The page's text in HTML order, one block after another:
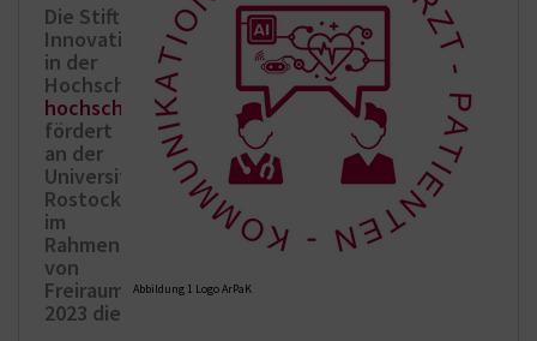
Abbildung 1 Logo ArPaK
Die Stiftung
Innovation
in der
Hochschullehre (
https://stiftung-
hochschullehre.de/
fördert
an der
Universitätsmedizin
Rostock
im
Rahmen
von
Freiraum
2023 die